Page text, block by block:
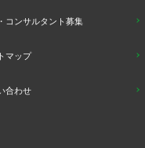
コンサルタント募集
マップ
合わせ